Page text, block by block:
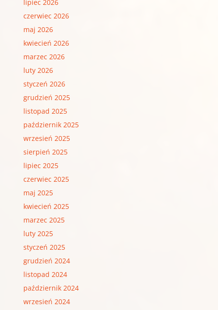
lipiec 2026
czerwiec 2026
maj 2026
kwiecień 2026
marzec 2026
luty 2026
styczeń 2026
grudzień 2025
listopad 2025
październik 2025
wrzesień 2025
sierpień 2025
lipiec 2025
czerwiec 2025
maj 2025
kwiecień 2025
marzec 2025
luty 2025
styczeń 2025
grudzień 2024
listopad 2024
październik 2024
wrzesień 2024